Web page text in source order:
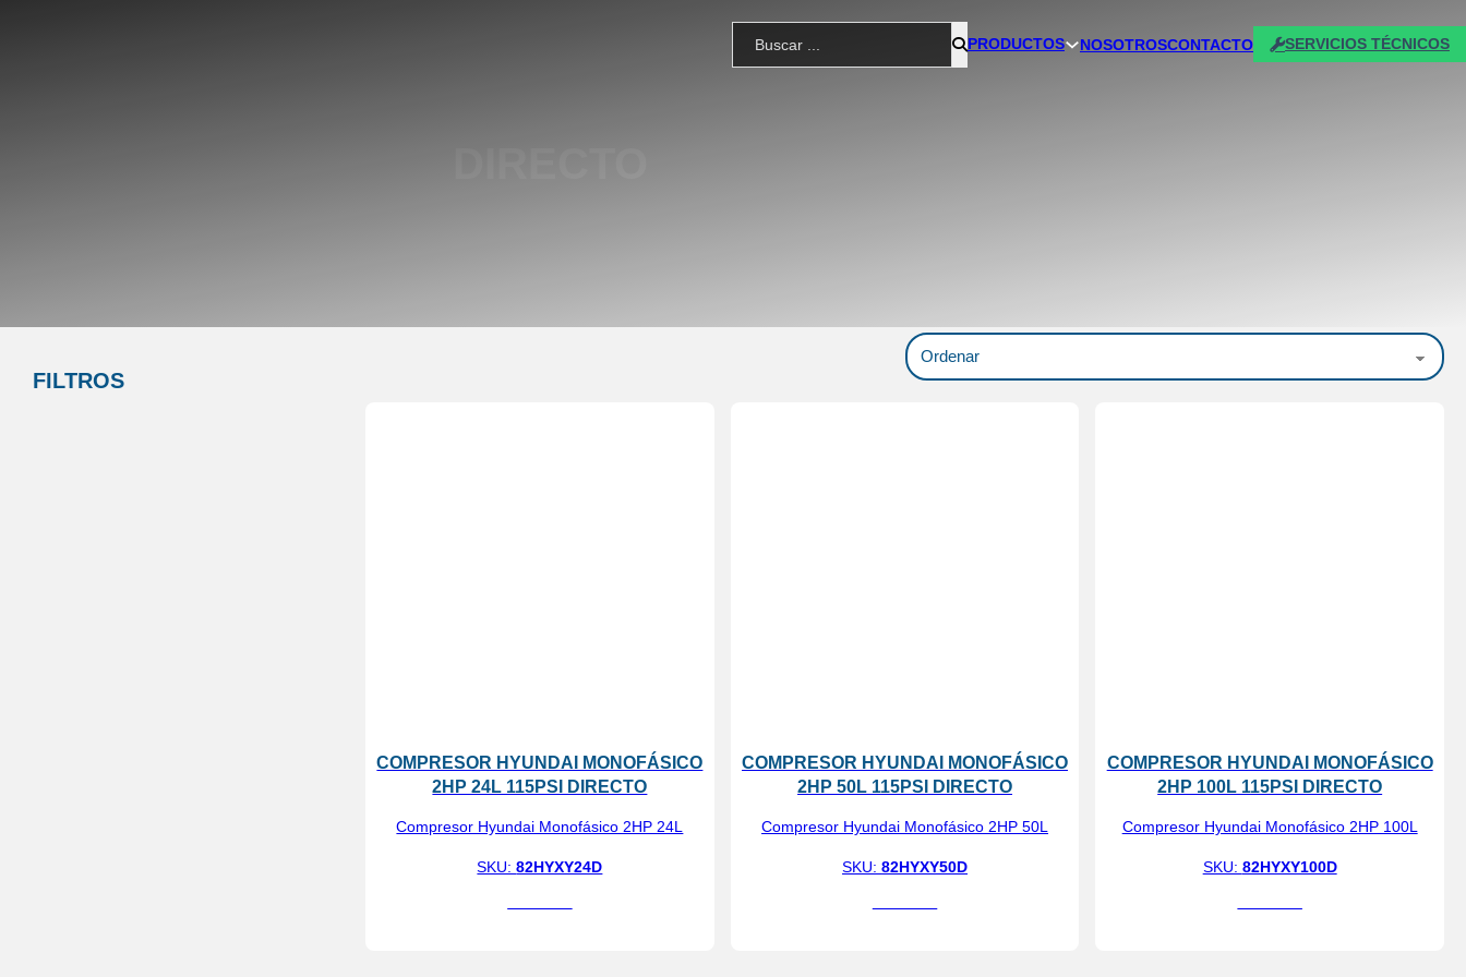
BUSCAR
PRODUCTOS NOSOTROSCONTACTO SERVICIOS TÉCNICOS
FILTROS
COMPRESOR HYUNDAI MONOFÁSICO
2HP 24L 115PSI DIRECTO
Compresor Hyundai Monofásico 2HP 24L
SKU:82HYXY24D
COMPRESOR HYUNDAI MONOFÁSICO
2HP 50L 115PSI DIRECTO
Compresor Hyundai Monofásico 2HP 50L
SKU:82HYXY50D
COMPRESOR HYUNDAI MONOFÁSICO
2HP 100L 115PSI DIRECTO
Compresor Hyundai Monofásico 2HP 100L
SKU: 82HYXY100D